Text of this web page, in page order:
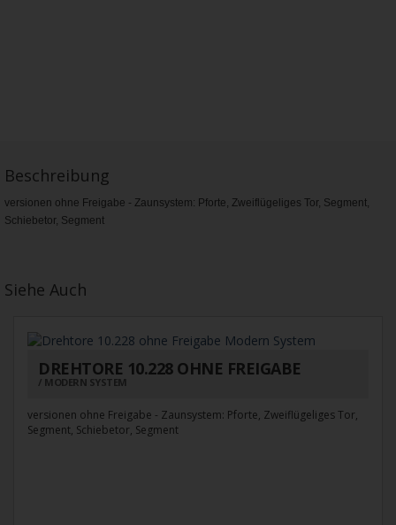
Beschreibung
versionen ohne Freigabe - Zaunsystem: Pforte, Zweiflügeliges Tor, Segment,
Schiebetor, Segment
Siehe Auch
DREHTORE 10.228 OHNE FREIGABE
MODERN SYSTEM
versionen ohne Freigabe - Zaunsystem: Pforte, Zweiflügeliges Tor,
Segment, Schiebetor, Segment